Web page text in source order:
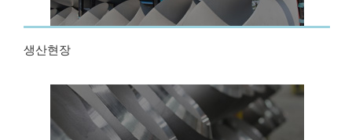
생산현장